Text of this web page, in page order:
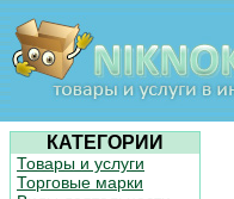
КАТЕГОРИИ
Товары и услуги
Торговые марки